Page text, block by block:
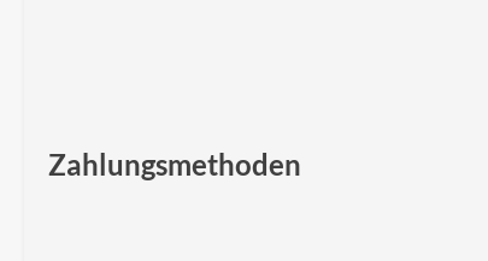
Zahlungsmethoden